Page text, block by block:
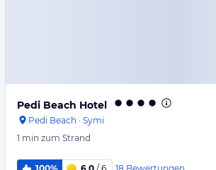
Pedi Beach Hotel
Pedi Beach · Symi
1 min zum Strand
18 Bewertungen